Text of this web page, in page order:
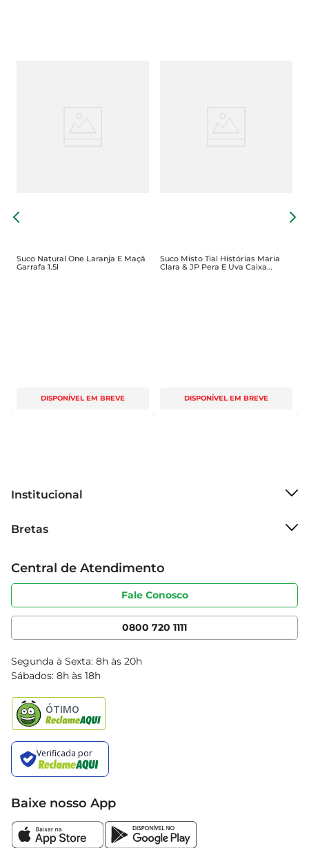
Suco Natural One Laranja E Maçã
Garrafa 1.5l
DISPONÍVEL EM BREVE
Suco Misto Tial Histórias Maria
Clara & JP Pera E Uva Caixa
200ml
DISPONÍVEL EM BREVE
Institucional
Grupo Cencosud
Sobre privacidade
Portal do fornecedor
Cencosud Media
Bretas
Produtos Bretas
Código de ética
Serviços
Clube Bretas
Blog Bretas
Black Friday
Central de Atendimento
Fale Conosco
0800 720 1111
Segunda à Sexta: 8h às 20h
Sábados: 8h às 18h
Baixe nosso App